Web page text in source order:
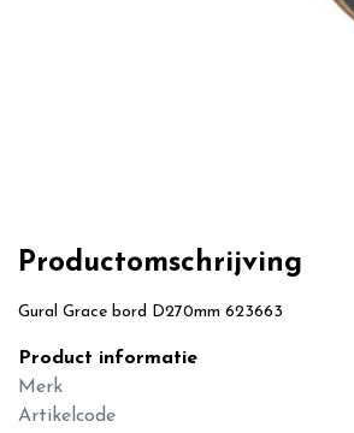
Productomschrijving
Gural Grace bord D270mm 623663
Product informatie
Merk
Artikelcode